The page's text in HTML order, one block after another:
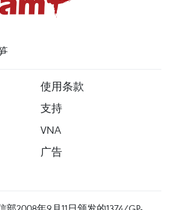
使用条款
支持
VNA
广告